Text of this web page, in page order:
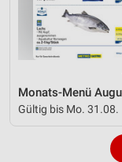
Gültig bis Mo. 31.08.